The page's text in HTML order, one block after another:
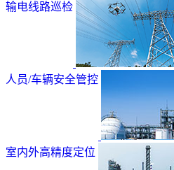
输电线路巡检
人员/车辆安全管控
室内外高精度定位